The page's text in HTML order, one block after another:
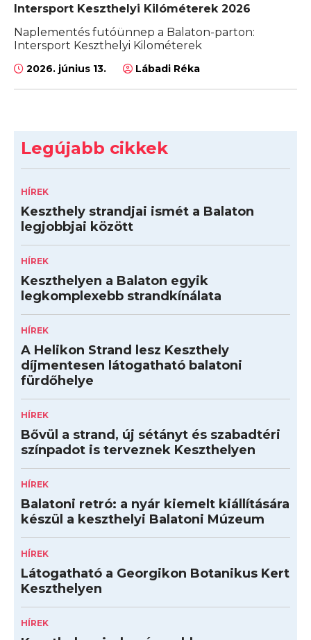
Intersport Keszthelyi Kilóméterek 2026
Naplementés futóünnep a Balaton-parton:
Intersport Keszthelyi Kilométerek
2026. június 13. Lábadi Réka
Legújabb cikkek
HÍREK
Keszthely strandjai ismét a Balaton
legjobbjai között
HÍREK
Keszthelyen a Balaton egyik
legkomplexebb strandkínálata
HÍREK
A Helikon Strand lesz Keszthely
díjmentesen látogatható balatoni
fürdőhelye
HÍREK
Bővül a strand, új sétányt és szabadtéri
színpadot is terveznek Keszthelyen
HÍREK
Balatoni retró: a nyár kiemelt kiállítására
készül a keszthelyi Balatoni Múzeum
HÍREK
Látogatható a Georgikon Botanikus Kert
Keszthelyen
HÍREK